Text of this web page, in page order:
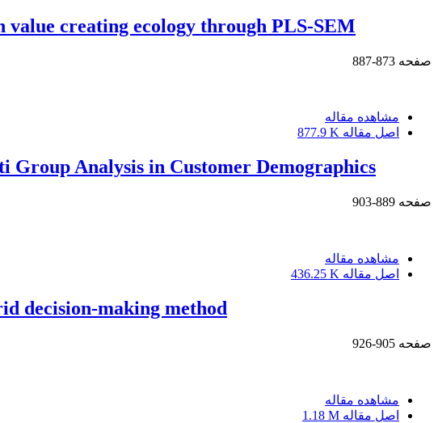
value creating ecology through PLS-SEM
صفحه 873-887
مشاهده مقاله
اصل مقاله 877.9 K
Analysis in Customer Demographics
صفحه 889-903
مشاهده مقاله
اصل مقاله 436.25 K
decision-making method
صفحه 905-926
مشاهده مقاله
اصل مقاله 1.18 M